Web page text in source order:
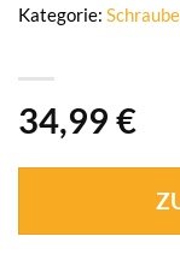
34,99 €
Kategorie: